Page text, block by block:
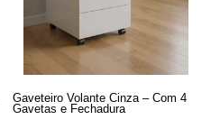
Gaveteiro Volante Cinza – Com 4
Gavetas e Fechadura